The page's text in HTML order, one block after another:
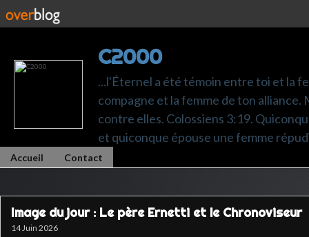
C2000
...l'Éternel a été témoin entre toi et la
compagne et la femme de ton alliance.
contre elles. Colossiens 3:19.
et quiconque épouse une femme
Accueil Contact
Image du jour : Le père Ernetti et le Chronoviseur
14 Juin 2026